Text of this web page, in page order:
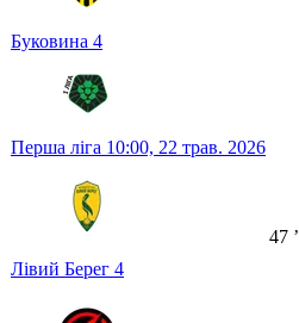
Буковина 4
Перша ліга 10:00, 22 трав. 2026
Лівий Берег 4
47 ʼ